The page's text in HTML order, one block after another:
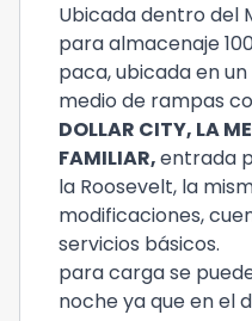
Ubicada dentro del
para almacenaje
paca, ubicada en
medio de rampas
DOLLAR CITY, LA
FAMILIAR,entrada
la Roosevelt, la
modificaciones,
servicios básicos.
para carga se
noche ya que en el